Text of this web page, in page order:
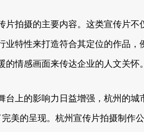
拍摄的主要内容。这类宣传片
特性来打造符合其定位的作品
情感画面来传达企业的人文关怀。
上的影响力日益增强，杭州的
美的呈现。杭州宣传片拍摄制作